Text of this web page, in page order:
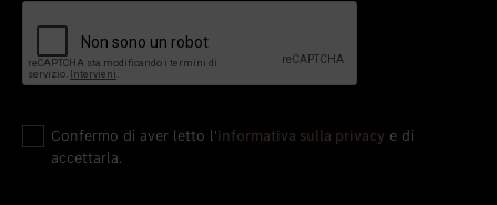
Confermo di aver letto l'informativa sulla privacy e di
accettarla.